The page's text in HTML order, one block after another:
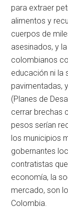
para extraer
alimentos y
cuerpos de
asesinados, y
colombianos
educación ni la
pavimentadas,
(Planes de
cerrar brechas
pesos serían
los municipios
gobernantes
contratistas
economía, la
mercado, son
Colombia.